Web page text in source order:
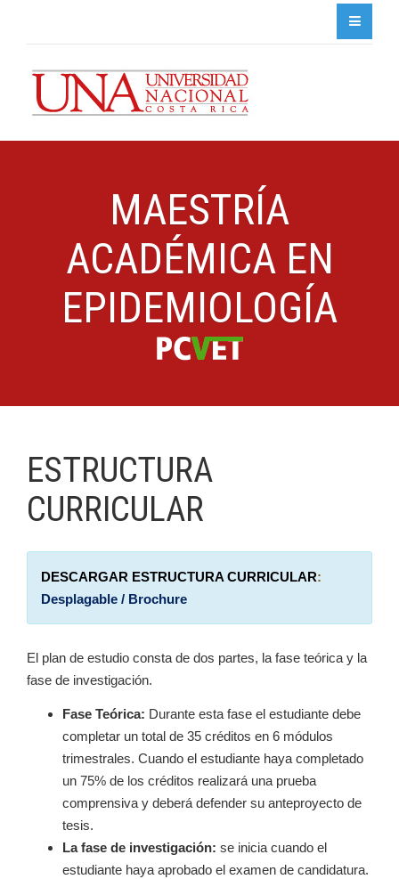
MAESTRÍA
ACADÉMICA EN
EPIDEMIOLOGÍA
ESTRUCTURA
CURRICULAR
DESCARGAR ESTRUCTURA CURRICULAR:
Desplagable / Brochure
El plan de estudio consta de dos partes, la fase teórica y la
fase de investigación.
Fase Teórica: Durante esta fase el estudiante debe
completar un total de 35 créditos en 6 módulos
trimestrales. Cuando el estudiante haya completado
un 75% de los créditos realizará una prueba
comprensiva y deberá defender su anteproyecto de
tesis.
La fase de investigación: se inicia cuando el
estudiante haya aprobado el examen de candidatura.